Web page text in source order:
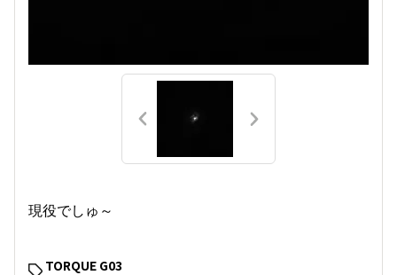
現役でしゅ～
TORQUE G03